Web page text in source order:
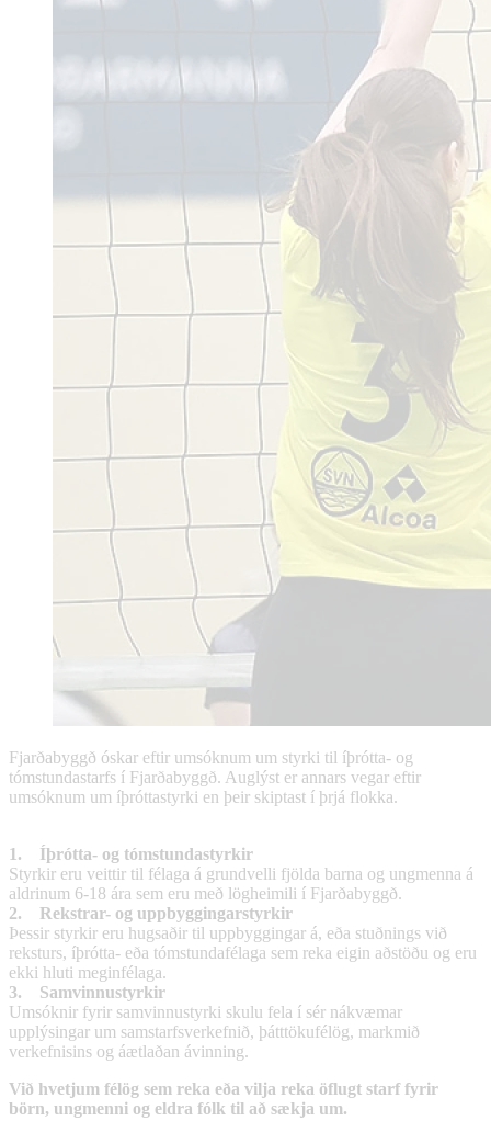
Fjarðabyggð óskar eftir umsóknum um styrki til íþrótta- og
tómstundastarfs í Fjarðabyggð. Auglýst er annars vegar eftir
umsóknum um íþróttastyrki en þeir skiptast í þrjá flokka.
1. Íþrótta- og tómstundastyrkir
Styrkir eru veittir til félaga á grundvelli fjölda barna og ungmenna á
aldrinum 6-18 ára sem eru með lögheimili í Fjarðabyggð.
2. Rekstrar- og uppbyggingarstyrkir
Þessir styrkir eru hugsaðir til uppbyggingar á, eða stuðnings við
reksturs, íþrótta- eða tómstundafélaga sem reka eigin aðstöðu og eru
ekki hluti meginfélaga.
3. Samvinnustyrkir
Umsóknir fyrir samvinnustyrki skulu fela í sér nákvæmar
upplýsingar um samstarfsverkefnið, þátttökufélög, markmið
verkefnisins og áætlaðan ávinning.
Við hvetjum félög sem reka eða vilja reka öflugt starf fyrir
börn, ungmenni og eldra fólk til að sækja um.